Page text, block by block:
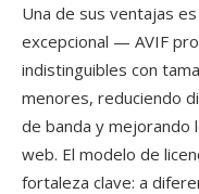
Una de sus ventajas
excepcional — AVIF
indistinguibles con
menores, reduciendo
de banda y mejorando
web. El modelo de
fortaleza clave: a